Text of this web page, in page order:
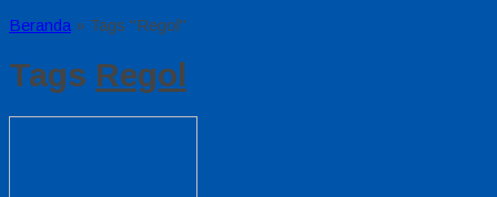
Beranda » Tags "Regol"
Tags Regol